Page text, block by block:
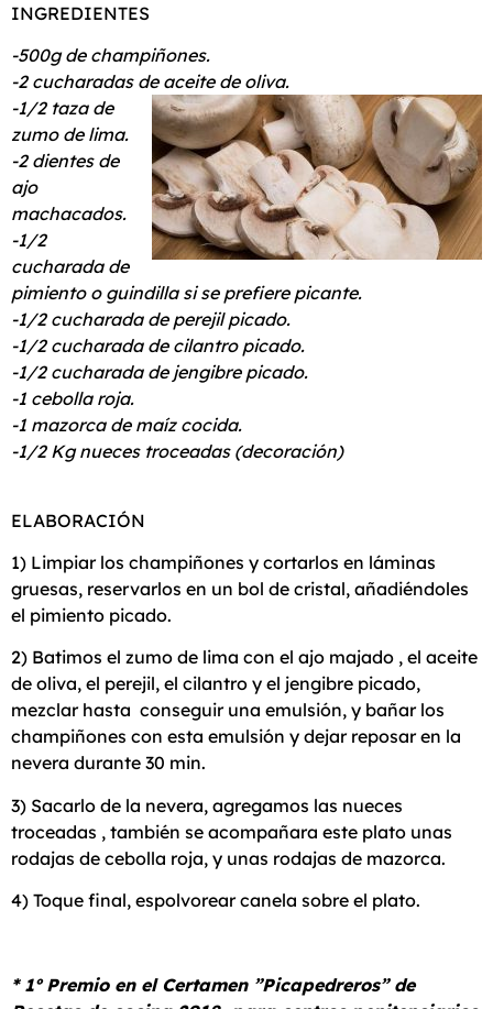
INGREDIENTES
-500g de champiñones.
-2 cucharadas de aceite de oliva.
-1/2 taza de
zumo de lima.
-2 dientes de
ajo
machacados.
-1/2
cucharada de
pimiento o guindilla si se prefiere picante.
-1/2 cucharada de perejil picado.
-1/2 cucharada de cilantro picado.
-1/2 cucharada de jengibre picado.
-1 cebolla roja.
-1 mazorca de maíz cocida.
-1/2 Kg nueces troceadas (decoración)
ELABORACIÓN
1) Limpiar los champiñones y cortarlos en láminas
gruesas, reservarlos en un bol de cristal, añadiéndoles
el pimiento picado.
2) Batimos el zumo de lima con el ajo majado , el aceite
de oliva, el perejil, el cilantro y el jengibre picado,
mezclar hasta conseguir una emulsión, y bañar los
champiñones con esta emulsión y dejar reposar en la
nevera durante 30 min.
3) Sacarlo de la nevera, agregamos las nueces
troceadas , también se acompañara este plato unas
rodajas de cebolla roja, y unas rodajas de mazorca.
4) Toque final, espolvorear canela sobre el plato.
* 1º Premio en el Certamen ”Picapedreros” de